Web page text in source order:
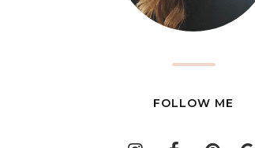
FOLLOW ME